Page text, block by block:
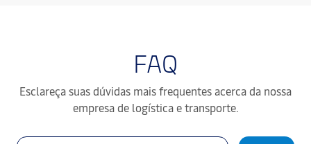
FAQ
Esclareça suas dúvidas mais frequentes acerca da nossa
empresa de logística e transporte.